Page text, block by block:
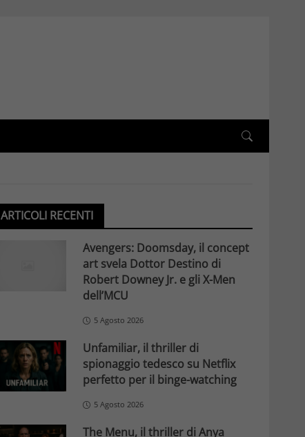
ARTICOLI RECENTI
Avengers: Doomsday, il concept
art svela Dottor Destino di
Robert Downey Jr. e gli X-Men
dell’MCU
5 Agosto 2026
Unfamiliar, il thriller di
spionaggio tedesco su Netflix
perfetto per il binge-watching
5 Agosto 2026
The Menu, il thriller di Anya